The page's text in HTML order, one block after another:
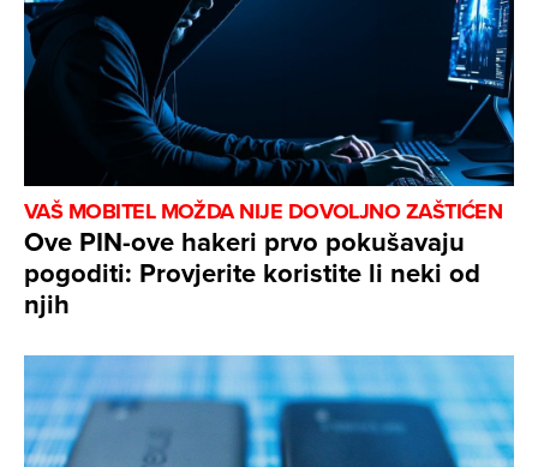
VAŠ MOBITEL MOŽDA NIJE DOVOLJNO ZAŠTIĆEN
Ove PIN-ove hakeri prvo pokušavaju
pogoditi: Provjerite koristite li neki od
njih